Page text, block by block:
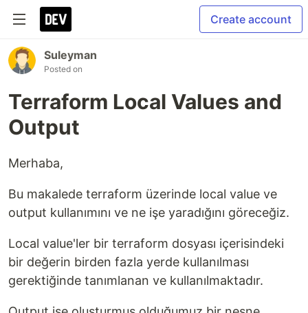
Create account
Suleyman
Posted on
Terraform Local Values and
Output
Merhaba,
Bu makalede terraform üzerinde local value ve
output kullanımını ve ne işe yaradığını göreceğiz.
Local value'ler bir terraform dosyası içerisindeki
bir değerin birden fazla yerde kullanılması
gerektiğinde tanımlanan ve kullanılmaktadır.